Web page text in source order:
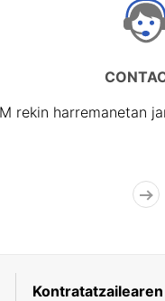
rekin harremanetan